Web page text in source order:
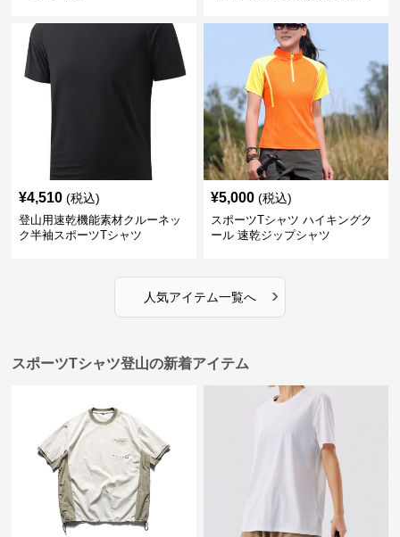
¥4,510 (税込)
登山用速乾機能素材クルーネッ
ク半袖スポーツTシャツ
¥5,000 (税込)
スポーツTシャツ ハイキングク
ール 速乾ジップシャツ
人気アイテム一覧へ ›
スポーツTシャツ登山の新着アイテム